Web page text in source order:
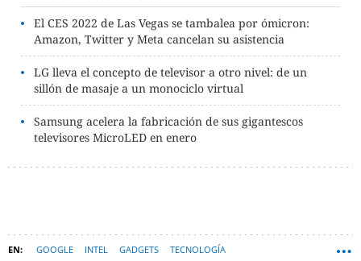
El CES 2022 de Las Vegas se tambalea por ómicron:
Amazon, Twitter y Meta cancelan su asistencia
LG lleva el concepto de televisor a otro nivel: de un
sillón de masaje a un monociclo virtual
Samsung acelera la fabricación de sus gigantescos
televisores MicroLED en enero
GOOGLE INTEL GADGETS TECNOLOGÍA